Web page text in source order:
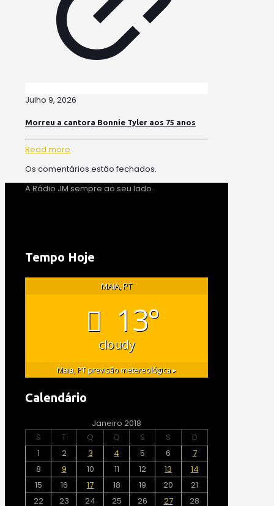
Julho 9, 2026
Morreu a cantora Bonnie Tyler aos 75 anos
Read more
Os comentários estão fechados.
A Rádio JM sempre ao seu lado.
Tempo Hoje
MAIA, PT
13°
cloudy
Maia, PTprevisão metereológica ▸
Calendário
Janeiro 2018
S
T Q Q S S
D
1
2 3 4 5 6
7
8
9 10 11 12 13
14
15
16 17 18 19 20
21
22
23 24 25 26 27 28